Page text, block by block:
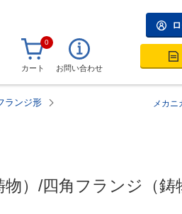
0
カート お問い合わせ
ランジ形
メカニ
）/四角フランジ（鋳